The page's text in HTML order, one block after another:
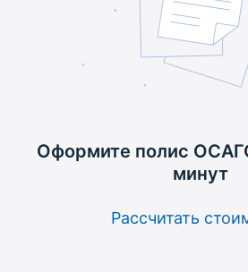
Оформите полис
минут
Рассчитать